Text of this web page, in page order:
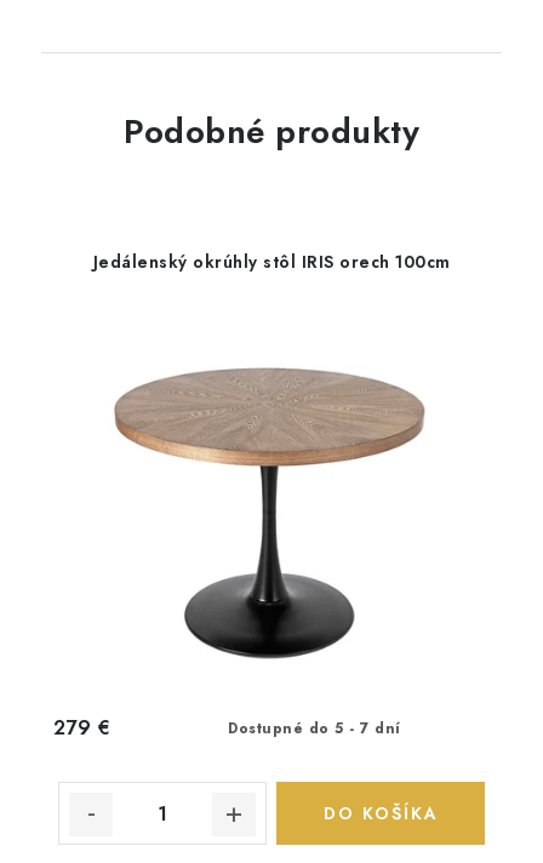
Podobné produkty
Jedálenský okrúhly stôl IRIS orech 100cm
Dostupné do 5 - 7 dní
279 €
DO KOŠÍKA